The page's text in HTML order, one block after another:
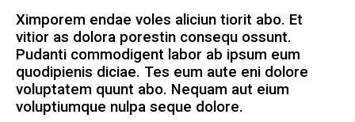
Ximporem endae voles aliciun tiorit abo. Et
vitior as dolora porestin consequ ossunt.
Pudanti commodigent labor ab ipsum eum
quodipienis diciae. Tes eum aute eni dolore
voluptatem quunt abo. Nequam aut eium
voluptiumque nulpa seque dolore.